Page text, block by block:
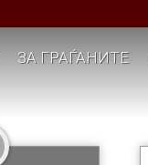
ЗА ГРАЃАНИТЕ